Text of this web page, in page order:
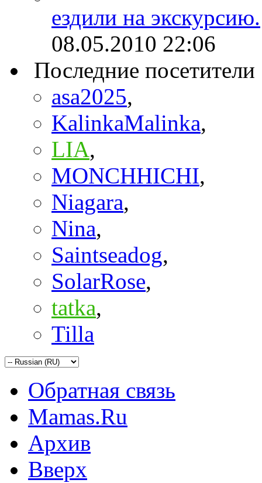
ездили на экскурсию.
08.05.2010 22:06
Последние посетители
asa2025,
KalinkaMalinka,
LIA,
MONCHHICHI,
Niagara,
Nina,
Saintseadog,
SolarRose,
tatka,
Tilla
Обратная связь
Mamas.Ru
Архив
Вверх